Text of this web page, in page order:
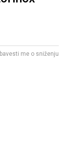
me o sniženju